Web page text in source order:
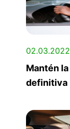
02.03.2022
Mantén
definitiva